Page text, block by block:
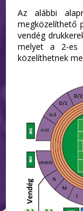
Az alábbi
megközelíthető
vendég
melyet a 2-es
közelíthetnek